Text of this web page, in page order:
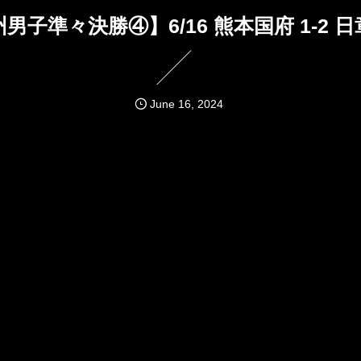
男子準々決勝④】6/16 熊本国府 1-2 日
June 16, 2024